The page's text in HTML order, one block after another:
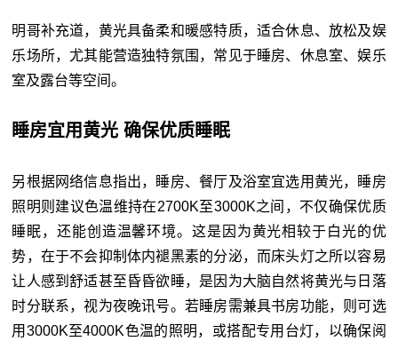
明哥补充道，黄光具备柔和暖感特质，适合休息、放松及娱
乐场所，尤其能营造独特氛围，常见于睡房、休息室、娱乐
室及露台等空间。
睡房宜用黄光 确保优质睡眠
另根据网络信息指出，睡房、餐厅及浴室宜选用黄光，睡房
照明则建议色温维持在2700K至3000K之间，不仅确保优质
睡眠，还能创造温馨环境。这是因为黄光相较于白光的优
势，在于不会抑制体内褪黑素的分泌，而床头灯之所以容易
让人感到舒适甚至昏昏欲睡，是因为大脑自然将黄光与日落
时分联系，视为夜晚讯号。若睡房需兼具书房功能，则可选
用3000K至4000K色温的照明，或搭配专用台灯，以确保阅